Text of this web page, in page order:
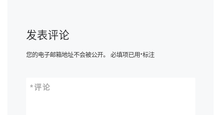
发表评论
您的电子邮箱地址不会被公开。 必填项已用*标注
评论
*